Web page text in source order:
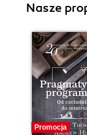
Nasze
Promocja